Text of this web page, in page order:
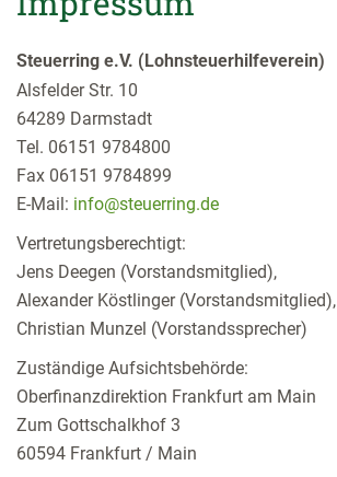
Steuerring e.V. (Lohnsteuerhilfeverein)
Alsfelder Str. 10
64289 Darmstadt
Tel. 06151 9784800
Fax 06151 9784899
E-Mail: info@steuerring.de
Vertretungsberechtigt:
Jens Deegen (Vorstandsmitglied),
Alexander Köstlinger (Vorstandsmitglied),
Christian Munzel (Vorstandssprecher)
Zuständige Aufsichtsbehörde:
Oberfinanzdirektion Frankfurt am Main
Zum Gottschalkhof 3
60594 Frankfurt / Main